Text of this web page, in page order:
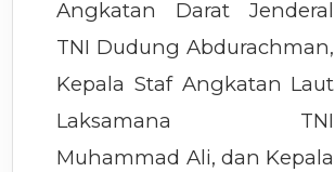
Angkatan Darat Jenderal
TNI Dudung Abdurachman,
Kepala Staf Angkatan Laut
Laksamana TNI
Muhammad Ali, dan Kepala